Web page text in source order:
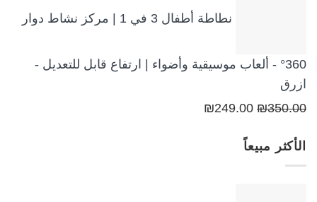
نطاطة أطفال 3 في 1 | مركز نشاط دوار
360° - ألعاب موسيقية وأضواء | ارتفاع قابل للتعديل -
ازرق
₪350.00
السعر
هو:
₪249.00
الأكثر مبيعاً